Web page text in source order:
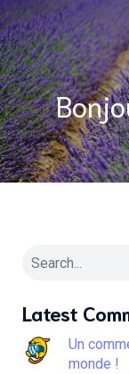
Latest
Un
monde !